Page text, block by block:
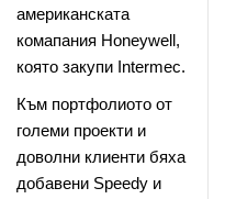
американската
комапания Honeywell,
която закупи Intermec.
Към портфолиото от
големи проекти и
доволни клиенти бяха
добавени Speedy и